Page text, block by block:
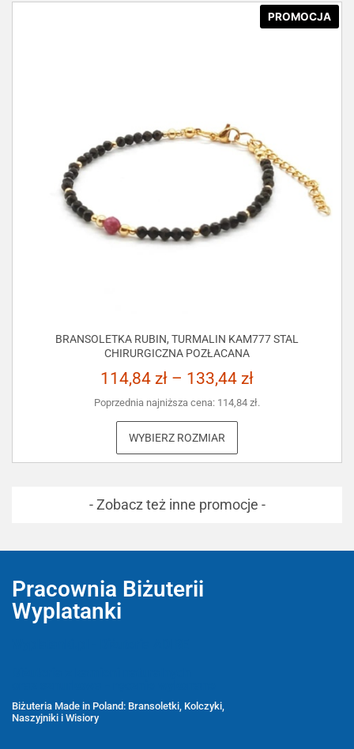
PROMOCJA
BRANSOLETKA RUBIN, TURMALIN KAM777 STAL
CHIRURGICZNA POZŁACANA
114,84 zł – 133,44 zł
Poprzednia najniższa cena: 114,84 zł.
WYBIERZ ROZMIAR
- Zobacz też inne promocje -
Pracownia Biżuterii
Wyplatanki
Biżuteria Made in Poland: Bransoletki, Kolczyki,
Naszyjniki i Wisiory